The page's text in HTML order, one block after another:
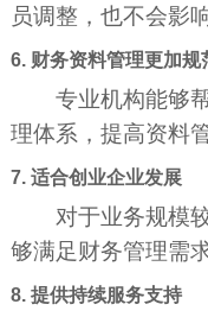
员调整，也不会影
6. 财务资料管理更加规
专业机构能够
理体系，提高资料
7. 适合创业企业发展
对于业务规模
够满足财务管理需
8. 提供持续服务支持